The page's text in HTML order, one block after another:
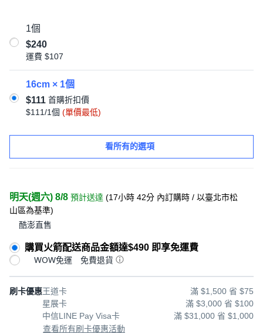
1個
$240
運費 $107
16cm × 1個
$111 首購折扣價
$111/1個 (單價最低)
看所有的選項
明天(週六) 8/8 預計送達 (17小時 42分 內訂購時 / 以臺北市松
山區為基準)
酷澎直售
購買火箭配送商品金額達$490 即享免運費
WOW免運 免費退貨
刷卡優惠王道卡
滿 $1,500 省 $75
星展卡
滿 $3,000 省 $100
中信LINE Pay Visa卡
滿 $31,000 省 $1,000
查看所有刷卡優惠活動